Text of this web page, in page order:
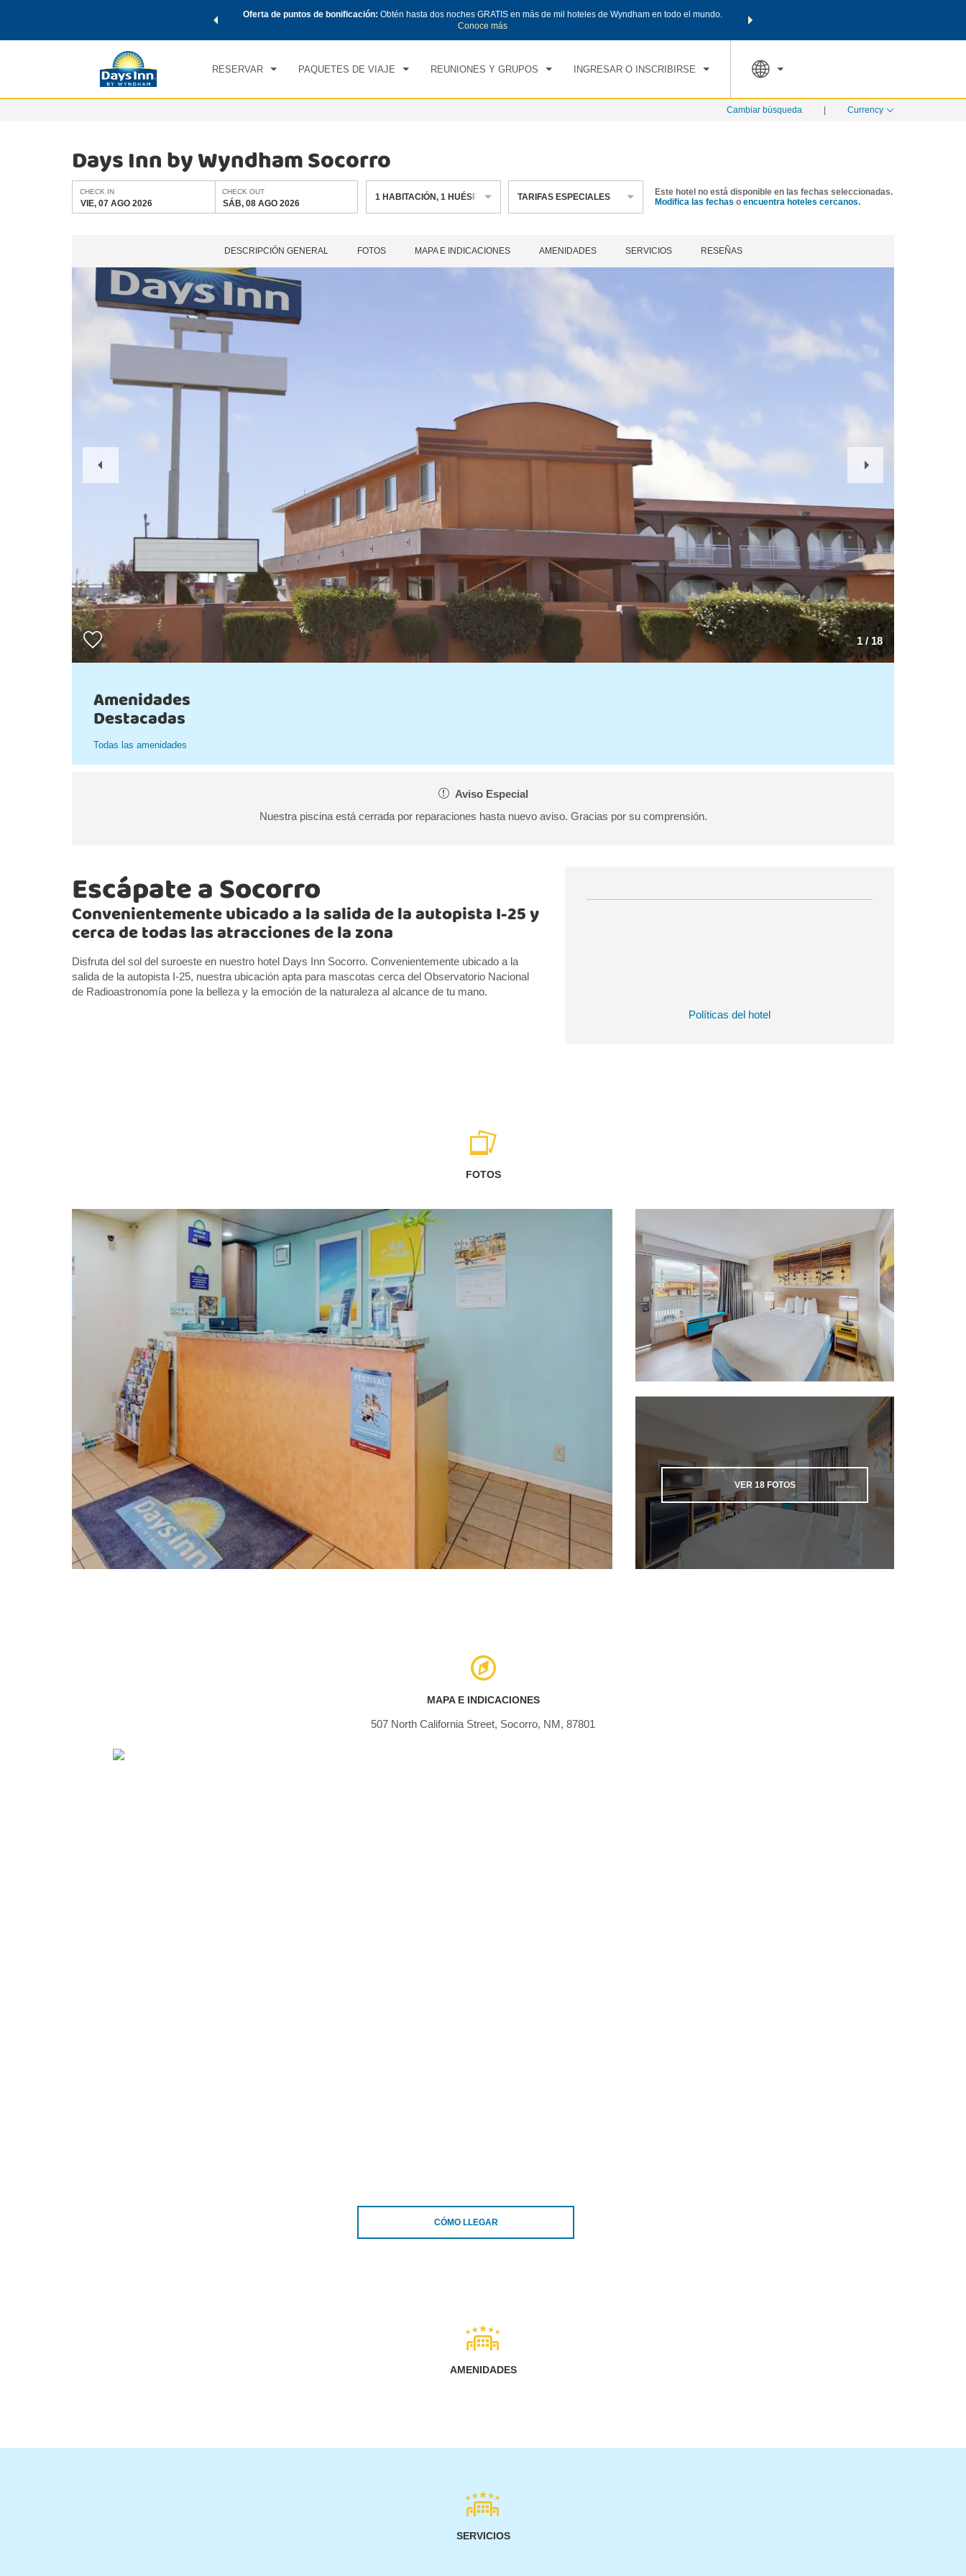
de Wyndham, además, gana puntos Wyndham Rewards
Oferta de puntos de bonificación:Obtén hasta dos noches GRATIS en más de mil hoteles de Wyndham en todo el mundo.
Conoce más
Agrupa tu hotel, vuelos y mucho más con los Paquetes de
RESERVAR PAQUETES DE VIAJE REUNIONES Y GRUPOS INGRESAR O INSCRIBIRSE
CHECK IN CHECK OUT
SÁB, 08 AGO 2026
TARIFAS ESPECIALES
Cambiar búsqueda Currency
Days Inn by Wyndham Socorro
CHECK IN
VIE, 07 AGO 2026
CHECK OUT
SÁB, 08 AGO 2026
1 HABITACIÓN,1 HUÉSPED TARIFAS ESPECIALES
Este hotel no está disponible en las fechas seleccionadas.
Modifica las fechas o encuentra hoteles cercanos.
DESCRIPCIÓN GENERAL FOTOS MAPA E INDICACIONES AMENIDADES SERVICIOS RESEÑAS
1 / 18
Slide
Slide
Amenidades
Destacadas
Todas las amenidades
Aviso Especial
Nuestra piscina está cerrada por reparaciones hasta nuevo aviso. Gracias por su comprensión.
Políticas del hotel
Escápate a Socorro
Convenientemente ubicado a la salida de la autopista I-25 y
cerca de todas las atracciones de la zona
Disfruta del sol del suroeste en nuestro hotel Days Inn Socorro. Convenientemente ubicado a la
salida de la autopista I-25, nuestra ubicación apta para mascotas cerca del Observatorio Nacional
de Radioastronomía pone la belleza y la emoción de la naturaleza al alcance de tu mano.
FOTOS
VER 18FOTOS
MAPA E INDICACIONES
507 North California Street, Socorro, NM, 87801
CÓMO LLEGAR
AMENIDADES
SERVICIOS